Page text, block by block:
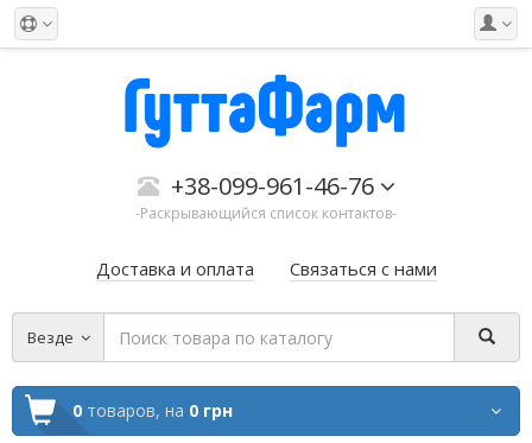
+38-099-961-46-76
-Раскрывающийся список контактов-
Доставка и оплата Связаться с нами
Везде
0 товаров, на 0 грн